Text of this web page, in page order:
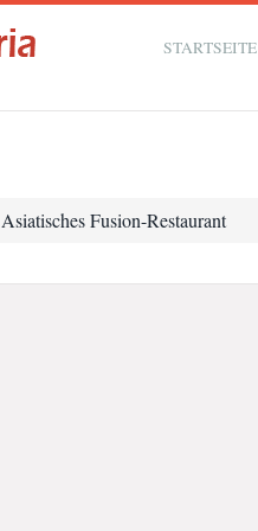
STARTSEITE
Fusion-Restaurant